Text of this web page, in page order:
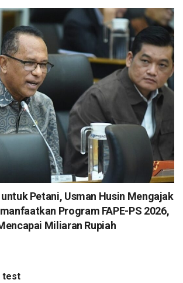
Petani, Usman Husin Mengajak
Program FAPE-PS 2026,
Miliaran Rupiah
test